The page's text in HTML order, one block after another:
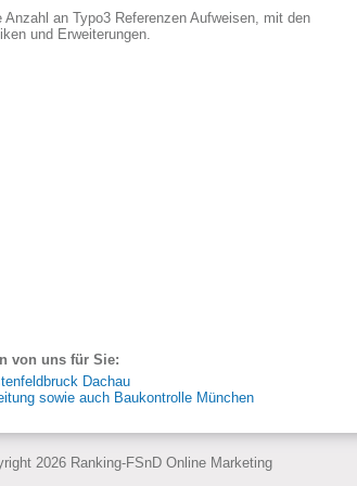
Anzahl an Typo3 Referenzen Aufweisen, mit den
und Erweiterungen.
von uns für Sie:
Dachau
sowie auch Baukontrolle München
2026 Ranking-FSnD Online Marketing